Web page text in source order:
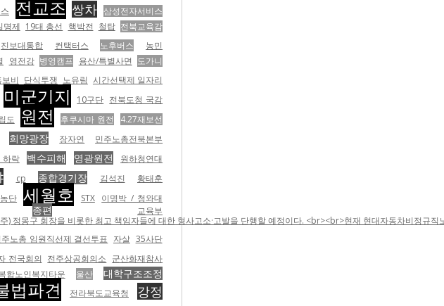
전교조 쌍차 삼성전자서비스
명제 19대 총선 핵박전 철탑 전북교육감
진보대통합 컨택터스 노후버스 농민
영전강 병영캠프 용산/특별사면 도가니
비 단식투쟁 노유림 시간선택제 일자리
미군기지 10구단 전북도청 국감
도 원전 후쿠시마 원전
4.27재보선
희망광장 장자연 민주노총전북본부
락 백수피해 영광원전
원하청연대
cp 종합경기장 김석진
황태훈
단 세월호 STX 이명박 / 청와대
종편
교육부
정몽구 회장을 비롯한 최고 책임자들에 대한 형사고소·고발을 단행할 예정이다. <br><br>현재 현대자동차비정
주노총 임원직선제 결선투표 자살 35사단
전국회의 전주상공회의소 군산화재참사
합노인복지타운 울산 대학구조조정
법파견 전라북도교육청 강정